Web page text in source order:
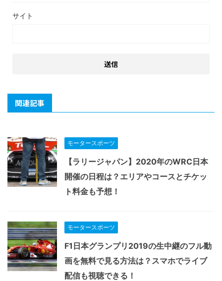
サイト
関連記事
モータースポーツ
【ラリージャパン】2020年のWRC日本
開催の日程は？エリアやコースとチケッ
ト料金も予想！
モータースポーツ
F1日本グランプリ2019の生中継のフル動
画を無料で見る方法は？スマホでライブ
配信も視聴できる！